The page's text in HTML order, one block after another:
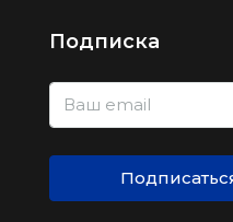
Подписка